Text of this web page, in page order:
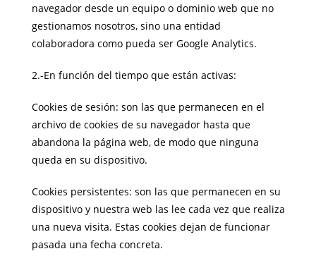
navegador desde un equipo o dominio web que no
gestionamos nosotros, sino una entidad
colaboradora como pueda ser Google Analytics.
2.-En función del tiempo que están activas:
Cookies de sesión: son las que permanecen en el
archivo de cookies de su navegador hasta que
abandona la página web, de modo que ninguna
queda en su dispositivo.
Cookies persistentes: son las que permanecen en su
dispositivo y nuestra web las lee cada vez que realiza
una nueva visita. Estas cookies dejan de funcionar
pasada una fecha concreta.